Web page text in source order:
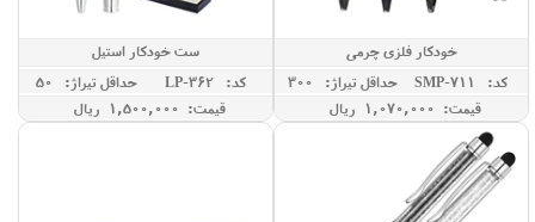
خودکار فلزی چرمی
کد: SMP-711
حداقل تيراژ: 300
قیمت: 1,070,000 ريال
ست خودکار استیل
کد: LP-362
حداقل تيراژ: 50
قیمت: 1,500,000 ريال